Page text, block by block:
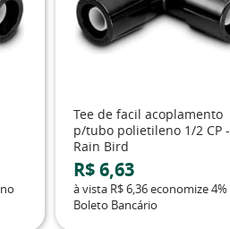
no
Tee de facil acoplamento
p/tubo polietileno 1/2 CP -
Rain Bird
R$ 6,63
à vista R$ 6,36economize4%
Boleto Bancário